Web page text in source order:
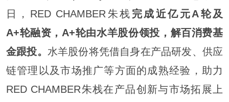
日，RED CHAMBER朱栈 完成近亿元A轮及
A+轮融资，A+轮由水羊股份领投，解百消费基
金跟投。 水羊股份将凭借自身在产品研发、供应
链管理以及市场推广等方面的成熟经验，助力
RED CHAMBER朱栈在产品创新与市场拓展上